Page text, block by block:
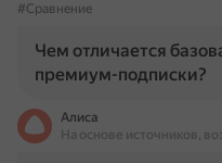
#Сравнение
Чем отличается
премиум-подписки?
Алиса
На основе источников,